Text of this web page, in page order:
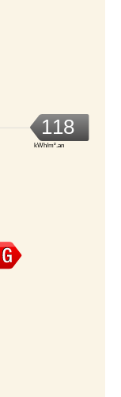
118
kWh/m².an